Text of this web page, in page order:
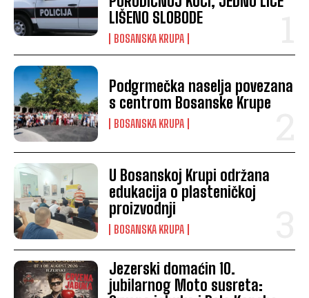
LIŠENO SLOBODE
BOSANSKA KRUPA
Podgrmečka naselja povezana
s centrom Bosanske Krupe
BOSANSKA KRUPA
U Bosanskoj Krupi održana
edukacija o plasteničkoj
proizvodnji
BOSANSKA KRUPA
Jezerski domaćin 10.
jubilarnog Moto susreta: